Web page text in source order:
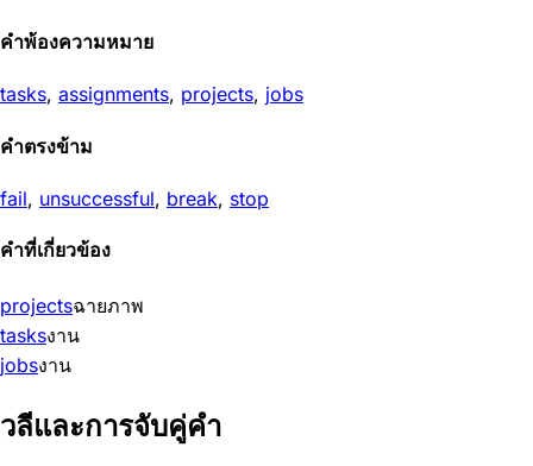
คำพ้องความหมาย
tasks, assignments, projects, jobs
คำตรงข้าม
fail, unsuccessful, break, stop
คำที่เกี่ยวข้อง
projectsฉายภาพ
tasksงาน
jobsงาน
วลีและการจับคู่คำ